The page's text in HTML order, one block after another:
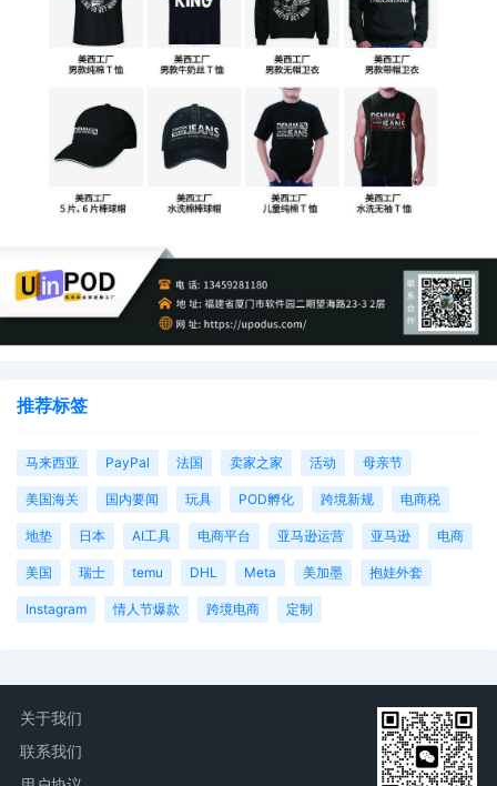
推荐标签
马来西亚 PayPal 法国 卖家之家 活动 母亲节
美国海关 国内要闻 玩具 POD孵化 跨境新规 电商税
地垫 日本 AI工具 电商平台 亚马逊运营 亚马逊 电商
美国 瑞士 temu DHL Meta 美加墨 抱娃外套
Instagram 情人节爆款 跨境电商 定制
关于我们
联系我们